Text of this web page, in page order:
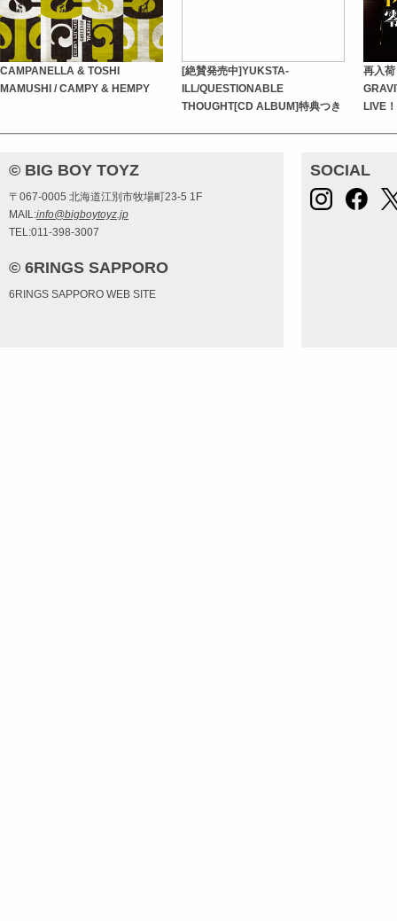
CAMPANELLA & TOSHI
MAMUSHI / CAMPY & HEMPY
[絶賛発売中]YUKSTA-
ILL/QUESTIONABLE
THOUGHT[CD ALBUM]特典つき
再入
LIVE
© BIG BOY TOYZ
〒067-0005 北海道江別市牧場町23-5 1F
MAIL:info@bigboytoyz.jp
TEL:011-398-3007
© 6RINGS SAPPORO
6RINGS SAPPORO WEB SITE
SOCIAL